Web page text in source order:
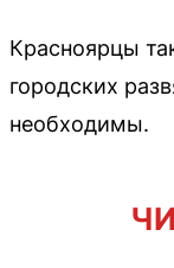
Красноярцы
городских
необходимы.